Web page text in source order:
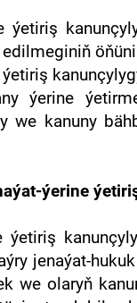
ýetiriş
ýerine
we kanuny
ýerine
ýetiriş
jenaýat-
we olaryň